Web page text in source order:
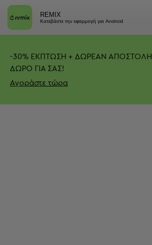
REMIX
Κατεβάστε την εφαρμογή για Android
-30% ΕΚΠΤΩΣΗ + ΔΩΡΕΑΝ ΑΠΟΣΤΟΛΗ
ΔΩΡΟ ΓΙΑ ΣΑΣ!
Αγοράστε τώρα